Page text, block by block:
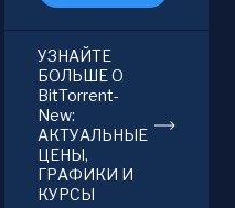
УЗНАЙТЕ
БОЛЬШЕ О
BitTorrent-
New:
АКТУАЛЬНЫЕ
ЦЕНЫ,
ГРАФИКИ И
КУРСЫ